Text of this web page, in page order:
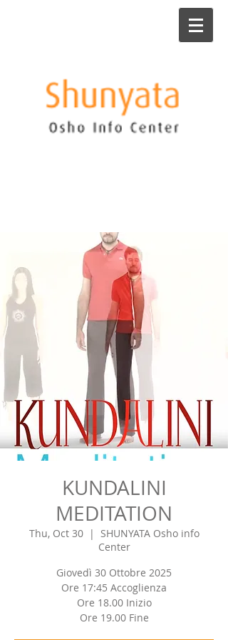
KUNDALINI
MEDITATION
Thu, Oct 30
  |
SHUNYATA Osho info
Center
Giovedì 30 Ottobre 2025
Ore 17:45 Accoglienza
Ore 18.00 Inizio
Ore 19.00 Fine